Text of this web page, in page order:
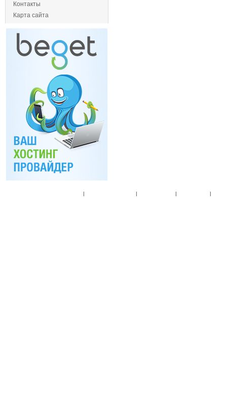
Контакты
Карта сайта
| | | |